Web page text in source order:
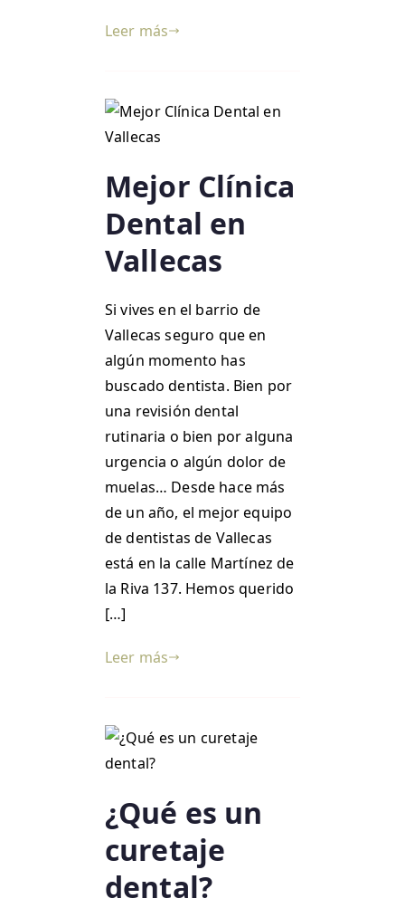
Leer más
Mejor Clínica
Dental en
Vallecas
Si vives en el barrio de
Vallecas seguro que en
algún momento has
buscado dentista. Bien por
una revisión dental
rutinaria o bien por alguna
urgencia o algún dolor de
muelas… Desde hace más
de un año, el mejor equipo
de dentistas de Vallecas
está en la calle Martínez de
la Riva 137. Hemos querido
[…]
Leer más
¿Qué es un
curetaje
dental?